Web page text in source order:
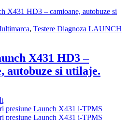
, Testere Diagnoza LAUNCH
X431 HD3 –
autobuze si utilaje.